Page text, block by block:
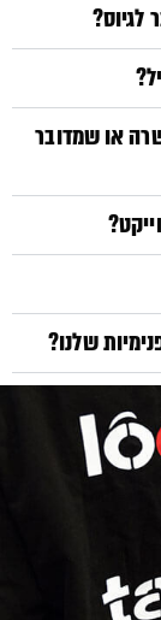
או שמדובר
שלנו?